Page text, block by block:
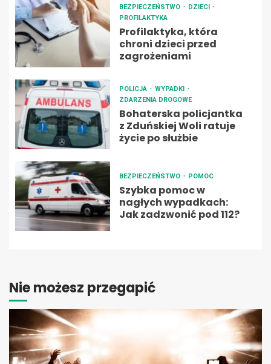
BEZPIECZEŃSTWO
DZIECI
PROFILAKTYKA
Profilaktyka, która
chroni dzieci przed
zagrożeniami
POLICJA
WYPADKI
ZDARZENIA DROGOWE
Bohaterska policjantka
z Zduńskiej Woli ratuje
życie po służbie
BEZPIECZEŃSTWO POMOC
Szybka pomoc w
nagłych wypadkach:
Jak zadzwonić pod 112?
Nie możesz przegapić